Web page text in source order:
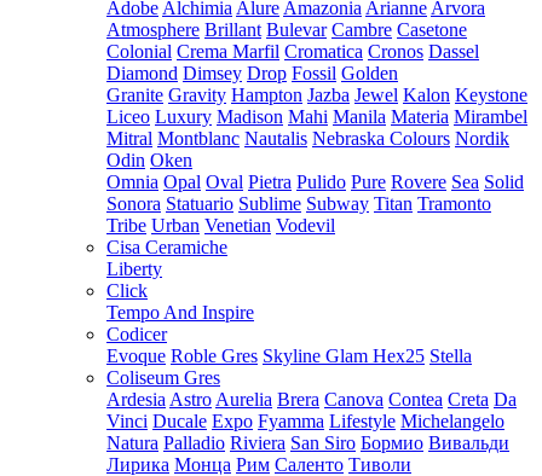
Adobe Alchimia Alure Amazonia Arianne Arvora
Atmosphere Brillant Bulevar Cambre Casetone
Colonial Crema Marfil Cromatica Cronos Dassel
Diamond Dimsey Drop Fossil Golden
Granite Gravity Hampton Jazba Jewel Kalon Keystone
Liceo Luxury Madison Mahi Manila Materia Mirambel
Mitral Montblanc Nautalis Nebraska Colours Nordik
Odin Oken
Omnia Opal Oval Pietra Pulido Pure Rovere Sea Solid
Sonora Statuario Sublime Subway Titan Tramonto
Tribe Urban Venetian Vodevil
Cisa Ceramiche
Liberty
Click
Tempo And Inspire
Codicer
Evoque Roble Gres Skyline Glam Hex25 Stella
Coliseum Gres
Ardesia Astro Aurelia Brera Canova Contea Creta Da
Vinci Ducale Expo Fyamma Lifestyle Michelangelo
Natura Palladio Riviera San Siro Бормио Вивальди
Лирика Монца Рим Саленто Тиволи